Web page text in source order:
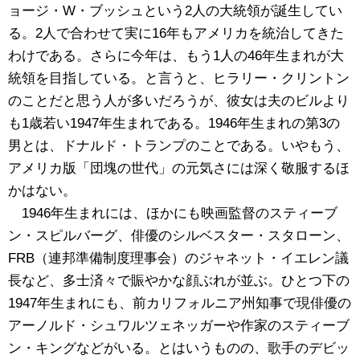
ョージ・W・ブッシュという2人の大統領が誕生してい
る。2人で合わせて実に16年もアメリカを統治してきた
わけである。さらに今年は、もう1人の46年生まれが大
統領を目指している。と言うと、ヒラリー・クリントン
のことだと思う人が多いだろうが、彼女は夫のビルより
も1歳若い1947年生まれである。1946年生まれの第3の
男とは、ドナルド・トランプのことである。いやもう、
アメリカ版「団塊の世代」の元気さには深く敬服するほ
かはない。
1946年生まれには、ほかにも映画監督のスティーブ
ン・スピルバーグ、俳優のシルベスター・スタローン、
FRB（連邦準備制度理事会）のジャネット・イエレン議
長など、多士済々で賑やかな顔ぶれが並ぶ。ひとつ下の
1947年生まれにも、前カリフォルニア州知事で現俳優の
アーノルド・シュワルツェネッガーや作家のスティーブ
ン・キングなどがいる。とはいうものの、歌手のデビッ